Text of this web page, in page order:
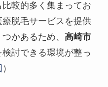
較的多く集まってお
脱毛サービスを提供
かあるため、 高崎市
討できる環境が整っ
）